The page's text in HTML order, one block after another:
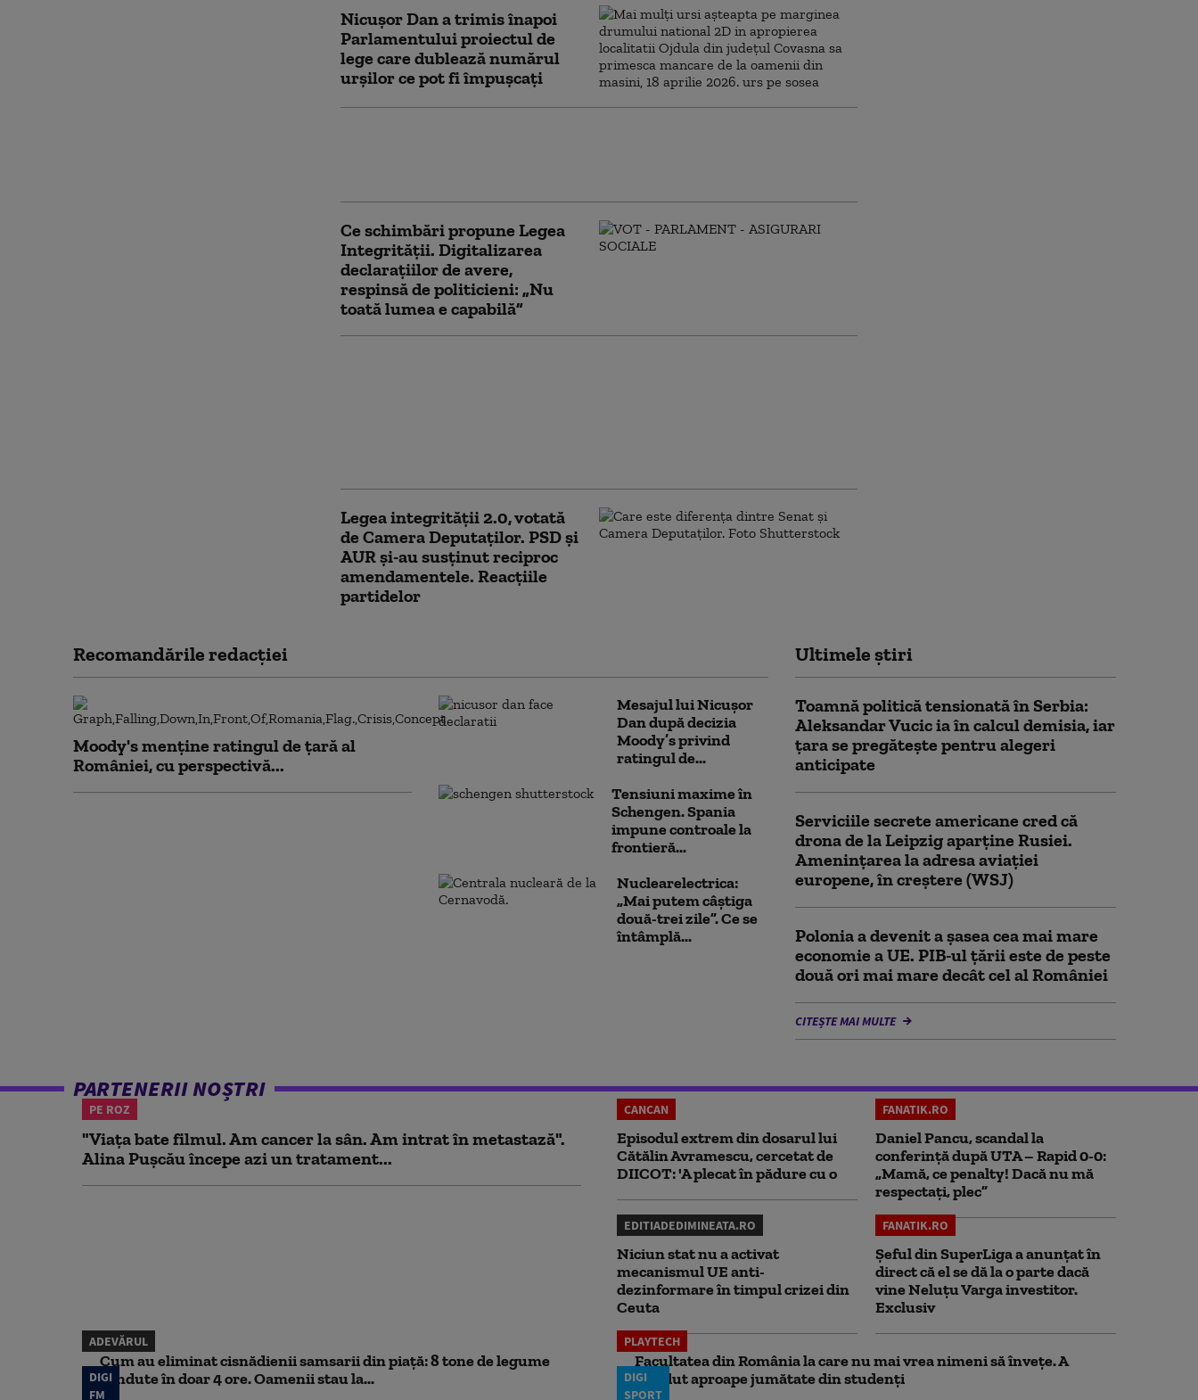
Nicușor Dan a trimis înapoi
Parlamentului proiectul de
lege care dublează numărul
urșilor ce pot fi împușcați
Ce schimbări propune Legea
Integrității. Digitalizarea
declarațiilor de avere,
respinsă de politicieni: „Nu
toată lumea e capabilă”
Legea integrității 2.0, votată
de Camera Deputaților. PSD și
AUR și-au susținut reciproc
amendamentele. Reacțiile
partidelor
Recomandările redacţiei
Moody's menține ratingul de țară al
României, cu perspectivă...
Mesajul lui Nicușor
Dan după decizia
Moody’s privind
ratingul de...
Tensiuni maxime în
Schengen. Spania
impune controale la
frontieră...
Nuclearelectrica:
„Mai putem câștiga
două-trei zile”. Ce se
întâmplă...
Ultimele știri
Toamnă politică tensionată în Serbia:
Aleksandar Vucic ia în calcul demisia, iar
țara se pregătește pentru alegeri
anticipate
Serviciile secrete americane cred că
drona de la Leipzig aparține Rusiei.
Amenințarea la adresa aviației
europene, în creștere (WSJ)
Polonia a devenit a șasea cea mai mare
economie a UE. PIB-ul țării este de peste
două ori mai mare decât cel al României
CITEȘTE MAI MULTE
PARTENERII NOȘTRI
PE ROZ
"Viața bate filmul. Am cancer la sân. Am intrat în metastază".
Alina Pușcău începe azi un tratament...
CANCAN
Episodul extrem din dosarul lui
Cătălin Avramescu, cercetat de
DIICOT: 'A plecat în pădure cu o
FANATIK.RO
Daniel Pancu, scandal la
conferință după UTA – Rapid 0-0:
„Mamă, ce penalty! Dacă nu mă
respectați, plec”
EDITIADEDIMINEATA.RO
Niciun stat nu a activat
mecanismul UE anti-
dezinformare în timpul crizei din
Ceuta
FANATIK.RO
Șeful din SuperLiga a anunțat în
direct că el se dă la o parte dacă
vine Neluțu Varga investitor.
Exclusiv
ADEVĂRUL
Cum au eliminat cisnădienii samsarii din piață: 8 tone de legume
vândute în doar 4 ore. Oamenii stau la...
PLAYTECH
Facultatea din România la care nu mai vrea nimeni să înveţe. A
pierdut aproape jumătate din studenţi
DIGI
FM
DIGI
SPORT